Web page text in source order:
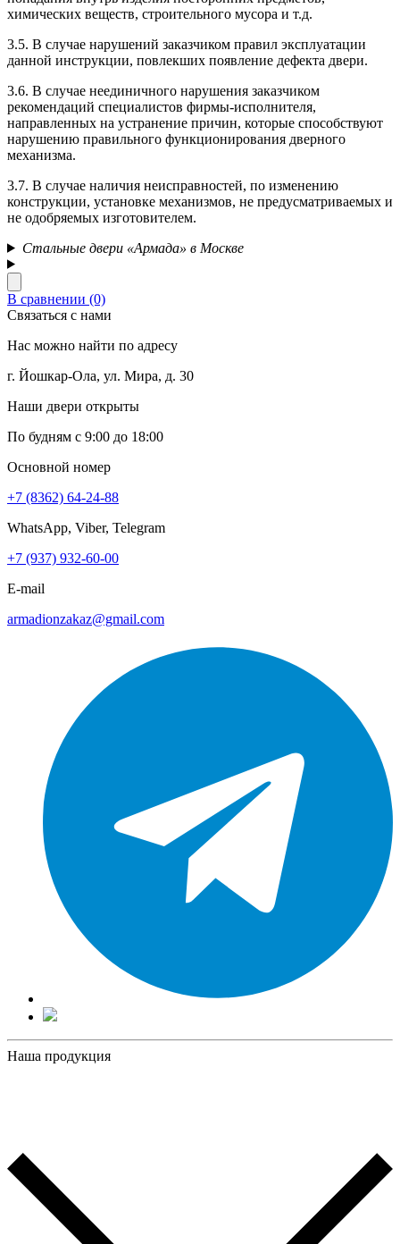
химических веществ, строительного мусора и т.д.
3.5. В случае нарушений заказчиком правил эксплуатации
данной инструкции, повлекших появление дефекта двери.
3.6. В случае неединичного нарушения заказчиком
рекомендаций специалистов фирмы-исполнителя,
направленных на устранение причин, которые способствуют
нарушению правильного функционирования дверного
механизма.
3.7. В случае наличия неисправностей, по изменению
конструкции, установке механизмов, не предусматриваемых и
не одобряемых изготовителем.
Стальные двери «Армада» в Москве
В сравнении (0)
Связаться с нами
Нас можно найти по адресу
г. Йошкар-Ола, ул. Мира, д. 30
Наши двери открыты
По будням с 9:00 до 18:00
Основной номер
+7 (8362) 64-24-88
WhatsApp, Viber, Telegram
+7 (937) 932-60-00
E-mail
armadionzakaz@gmail.com
Наша продукция